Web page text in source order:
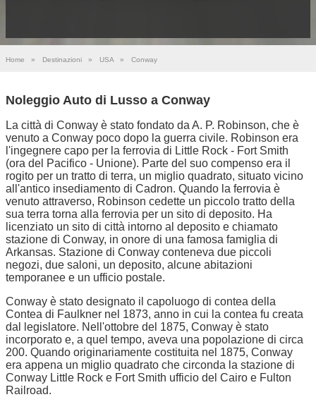
Home » Destinazioni » USA » Conway
Noleggio Auto di Lusso a Conway
La città di Conway è stato fondato da A. P. Robinson, che è
venuto a Conway poco dopo la guerra civile. Robinson era
l'ingegnere capo per la ferrovia di Little Rock - Fort Smith
(ora del Pacifico - Unione). Parte del suo compenso era il
rogito per un tratto di terra, un miglio quadrato, situato vicino
all'antico insediamento di Cadron. Quando la ferrovia è
venuto attraverso, Robinson cedette un piccolo tratto della
sua terra torna alla ferrovia per un sito di deposito. Ha
licenziato un sito di città intorno al deposito e chiamato
stazione di Conway, in onore di una famosa famiglia di
Arkansas. Stazione di Conway conteneva due piccoli
negozi, due saloni, un deposito, alcune abitazioni
temporanee e un ufficio postale.
Conway è stato designato il capoluogo di contea della
Contea di Faulkner nel 1873, anno in cui la contea fu creata
dal legislatore. Nell'ottobre del 1875, Conway è stato
incorporato e, a quel tempo, aveva una popolazione di circa
200. Quando originariamente costituita nel 1875, Conway
era appena un miglio quadrato che circonda la stazione di
Conway Little Rock e Fort Smith ufficio del Cairo e Fulton
Railroad.